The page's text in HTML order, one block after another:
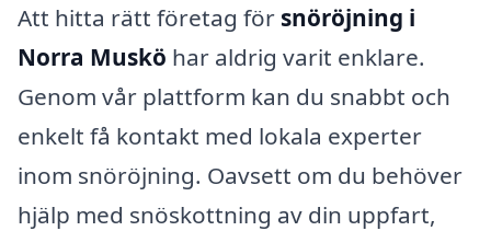
Att hitta rätt företag för snöröjning i
Norra Muskö har aldrig varit enklare.
Genom vår plattform kan du snabbt och
enkelt få kontakt med lokala experter
inom snöröjning. Oavsett om du behöver
hjälp med snöskottning av din uppfart,